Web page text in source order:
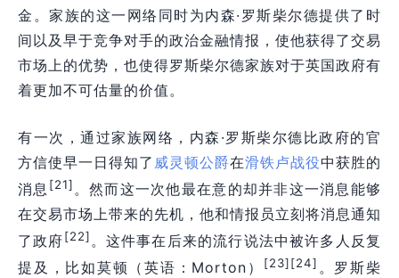
金。家族的这一网络同时为内森·罗斯柴尔德提供了时
间以及早于竞争对手的政治金融情报，使他获得了交易
市场上的优势，也使得罗斯柴尔德家族对于英国政府有
着更加不可估量的价值。
有一次，通过家族网络，内森·罗斯柴尔德比政府的官
方信使早一日得知了 威灵顿公爵在滑铁卢战役中获胜的
消息 [21] 。然而这一次他最在意的却并非这一消息能够
在交易市场上带来的先机，他和情报员立刻将消息通知
了政府[22]。这件事在后来的流行说法中被许多人反复
提及，比如莫顿（英语：Morton）
[23][24] 。罗斯柴